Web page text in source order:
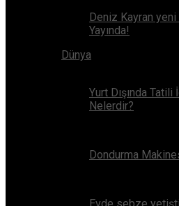
Deniz Kayran yeni
Yayında!
Dünya
Yurt Dışında
Nelerdir?
Dondurma